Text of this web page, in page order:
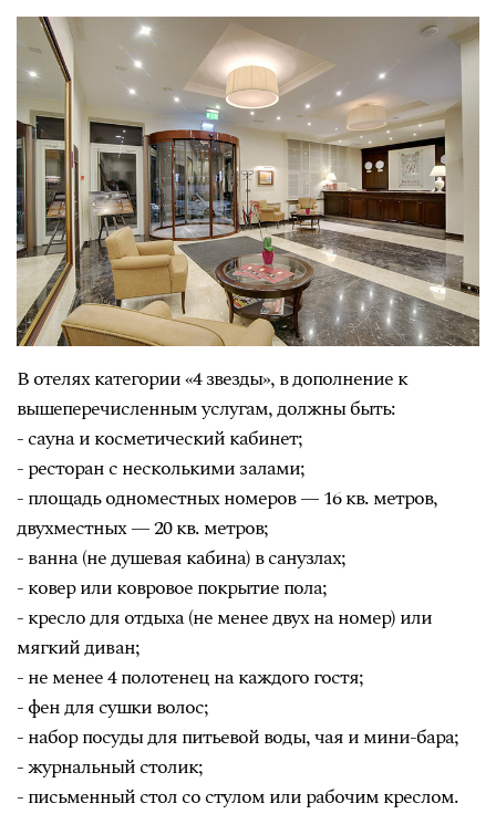
В отелях категории «4 звезды», в дополнение к
вышеперечисленным услугам, должны быть:
- сауна и косметический кабинет;
- ресторан с несколькими залами;
- площадь одноместных номеров — 16 кв. метров,
двухместных — 20 кв. метров;
- ванна (не душевая кабина) в санузлах;
- ковер или ковровое покрытие пола;
- кресло для отдыха (не менее двух на номер) или
мягкий диван;
- не менее 4 полотенец на каждого гостя;
- фен для сушки волос;
- набор посуды для питьевой воды, чая и мини-бара;
- журнальный столик;
- письменный стол со стулом или рабочим креслом.